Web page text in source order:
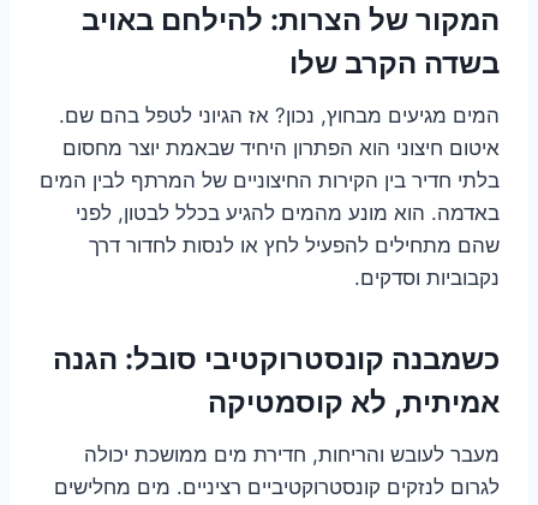
המקור של הצרות: להילחם באויב
בשדה הקרב שלו
המים מגיעים מבחוץ, נכון? אז הגיוני לטפל בהם שם.
איטום חיצוני הוא הפתרון היחיד שבאמת יוצר מחסום
בלתי חדיר בין הקירות החיצוניים של המרתף לבין המים
באדמה. הוא מונע מהמים להגיע בכלל לבטון, לפני
שהם מתחילים להפעיל לחץ או לנסות לחדור דרך
נקבוביות וסדקים.
כשמבנה קונסטרוקטיבי סובל: הגנה
אמיתית, לא קוסמטיקה
מעבר לעובש והריחות, חדירת מים ממושכת יכולה
לגרום לנזקים קונסטרוקטיביים רציניים. מים מחלישים